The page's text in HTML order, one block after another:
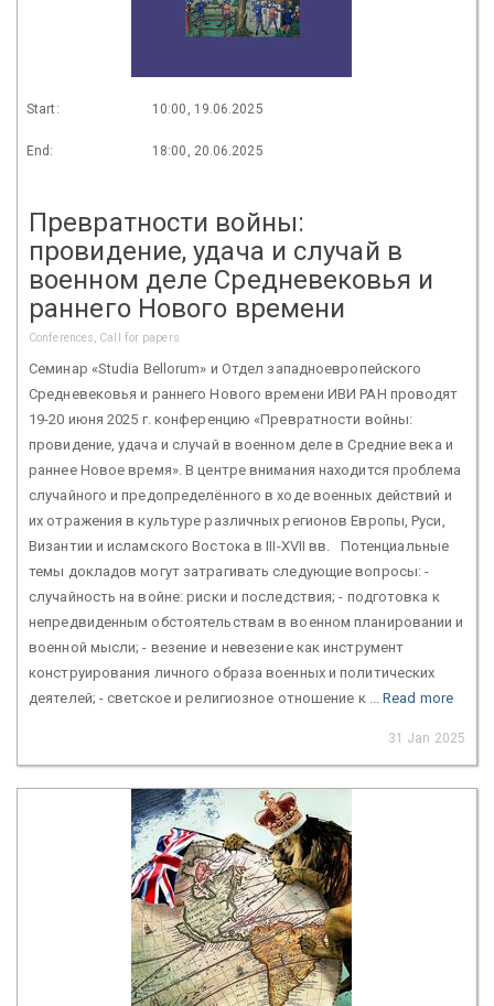
Start: 10:00, 19.06.2025
End: 18:00, 20.06.2025
Превратности войны:
провидение, удача и случай в
военном деле Средневековья и
раннего Нового времени
Conferences, Call for papers
Семинар «Studia Bellorum» и Отдел западноевропейского
Средневековья и раннего Нового времени ИВИ РАН проводят
19-20 июня 2025 г. конференцию «Превратности войны:
провидение, удача и случай в военном деле в Средние века и
раннее Новое время». В центре внимания находится проблема
случайного и предопределённого в ходе военных действий и
их отражения в культуре различных регионов Европы, Руси,
Византии и исламского Востока в III-XVII вв. Потенциальные
темы докладов могут затрагивать следующие вопросы: -
случайность на войне: риски и последствия; - подготовка к
непредвиденным обстоятельствам в военном планировании и
военной мысли; - везение и невезение как инструмент
конструирования личного образа военных и политических
деятелей; - светское и религиозное отношение к ...Read more
31 Jan 2025